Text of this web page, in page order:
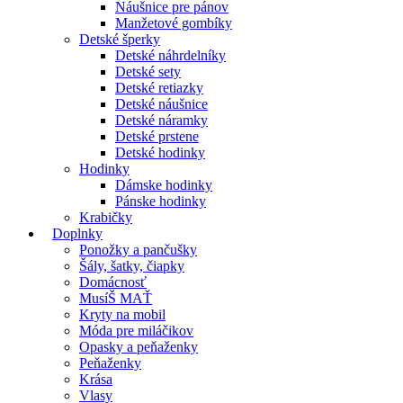
Náušnice pre pánov
Manžetové gombíky
Detské šperky
Detské náhrdelníky
Detské sety
Detské retiazky
Detské náušnice
Detské náramky
Detské prstene
Detské hodinky
Hodinky
Dámske hodinky
Pánske hodinky
Krabičky
Doplnky
Ponožky a pančušky
Šály, šatky, čiapky
Domácnosť
MusíŠ MAŤ
Kryty na mobil
Móda pre miláčikov
Opasky a peňaženky
Peňaženky
Krása
Vlasy